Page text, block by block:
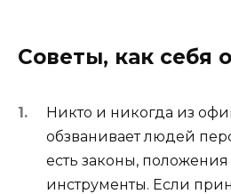
Советы, как себя
Никто и никогда из
обзванивает людей
есть законы,
инструменты. Если